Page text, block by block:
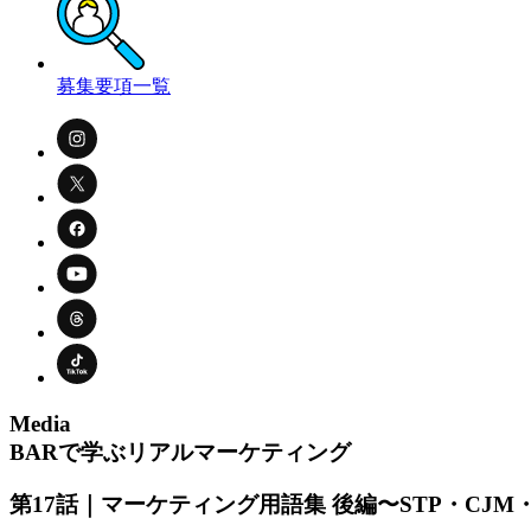
募集要項一覧
Media
BARで学ぶリアルマーケティング
第17話｜マーケティング用語集 後編〜STP・CJM